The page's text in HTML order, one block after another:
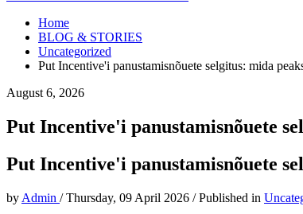
Home
BLOG & STORIES
Uncategorized
Put Incentive'i panustamisnõuete selgitus: mida
August 6, 2026
Put Incentive'i panustamisnõuete
Put Incentive'i panustamisnõuete
by Admin /Thursday, 09 April 2026 /Published in